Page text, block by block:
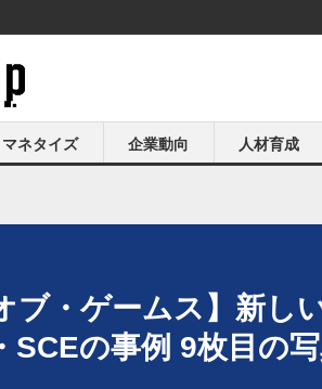
マネタイズ 企業動向 人材育成
ブ・ゲームス】新し
SCEの事例 9枚目の